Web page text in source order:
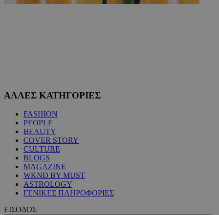
ΑΛΛΕΣ ΚΑΤΗΓΟΡΙΕΣ
FASHION
PEOPLE
BEAUTY
COVER STORY
CULTURE
BLOGS
MAGAZINE
WKND BY MUST
ASTROLOGY
ΓΕΝΙΚΕΣ ΠΛΗΡΟΦΟΡΙΕΣ
ΕΙΣΟΔΟΣ